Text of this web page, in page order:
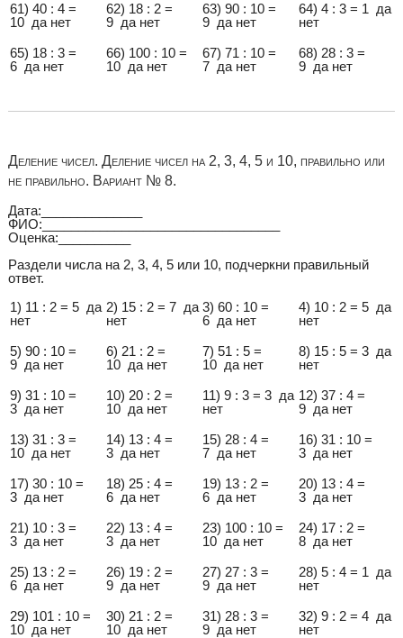
61) 40 : 4 =
10 да нет
62) 18 : 2 =
9 да нет
63) 90 : 10 =
9 да нет
64) 4 : 3 = 1 да
нет
65) 18 : 3 =
6 да нет
66) 100 : 10 =
10 да нет
67) 71 : 10 =
7 да нет
68) 28 : 3 =
9 да нет
Деление чисел. Деление чисел на 2, 3, 4, 5 и 10, правильно или
не правильно. Вариант № 8.
Дата:______________
ФИО:_________________________________
Оценка:__________
Раздели числа на 2, 3, 4, 5 или 10, подчеркни правильный
ответ.
1) 11 : 2 = 5 да
нет
2) 15 : 2 = 7 да
нет
3) 60 : 10 =
6 да нет
4) 10 : 2 = 5 да
нет
5) 90 : 10 =
9 да нет
6) 21 : 2 =
10 да нет
7) 51 : 5 =
10 да нет
8) 15 : 5 = 3 да
нет
9) 31 : 10 =
3 да нет
10) 20 : 2 =
10 да нет
11) 9 : 3 = 3 да
нет
12) 37 : 4 =
9 да нет
13) 31 : 3 =
10 да нет
14) 13 : 4 =
3 да нет
15) 28 : 4 =
7 да нет
16) 31 : 10 =
3 да нет
17) 30 : 10 =
3 да нет
18) 25 : 4 =
6 да нет
19) 13 : 2 =
6 да нет
20) 13 : 4 =
3 да нет
21) 10 : 3 =
3 да нет
22) 13 : 4 =
3 да нет
23) 100 : 10 =
10 да нет
24) 17 : 2 =
8 да нет
25) 13 : 2 =
6 да нет
26) 19 : 2 =
9 да нет
27) 27 : 3 =
9 да нет
28) 5 : 4 = 1 да
нет
29) 101 : 10 =
10 да нет
30) 21 : 2 =
10 да нет
31) 28 : 3 =
9 да нет
32) 9 : 2 = 4 да
нет